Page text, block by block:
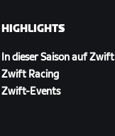
HIGHLIGHTS
In dieser Saison auf Zwift
Zwift Racing
Zwift-Events